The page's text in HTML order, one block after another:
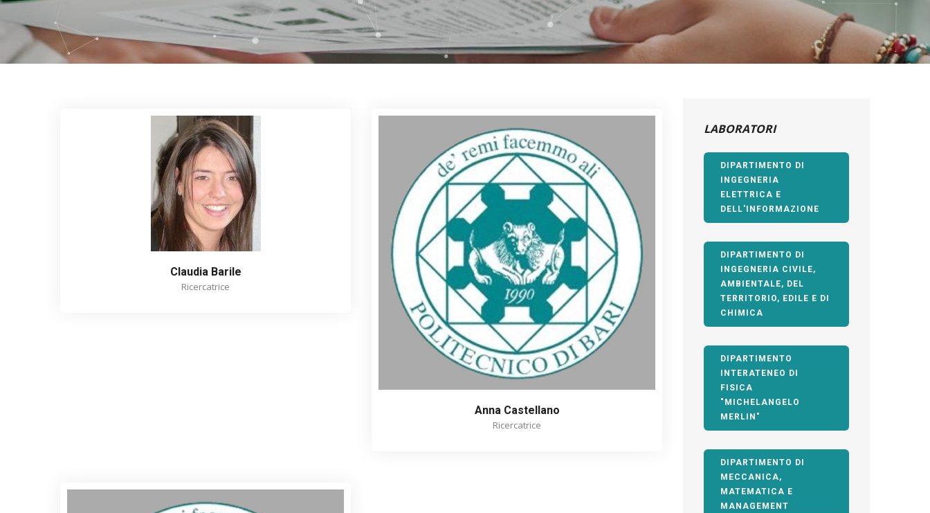
Claudia Barile
Ricercatrice
Anna Castellano
Ricercatrice
LABORATORI
DIPARTIMENTO DI
INGEGNERIA
ELETTRICA E
DELL'INFORMAZIONE
DIPARTIMENTO DI
INGEGNERIA CIVILE,
AMBIENTALE, DEL
TERRITORIO, EDILE E DI
CHIMICA
DIPARTIMENTO
INTERATENEO DI
FISICA
"MICHELANGELO
MERLIN"
DIPARTIMENTO DI
MECCANICA,
MATEMATICA E
MANAGEMENT